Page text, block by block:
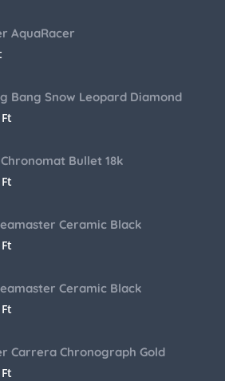
AquaRacer
Bang Snow Leopard Diamond
Ft
Bullet 18k
Ft
Ceramic Black
Ft
Ceramic Black
Ft
Carrera Chronograph Gold
Ft